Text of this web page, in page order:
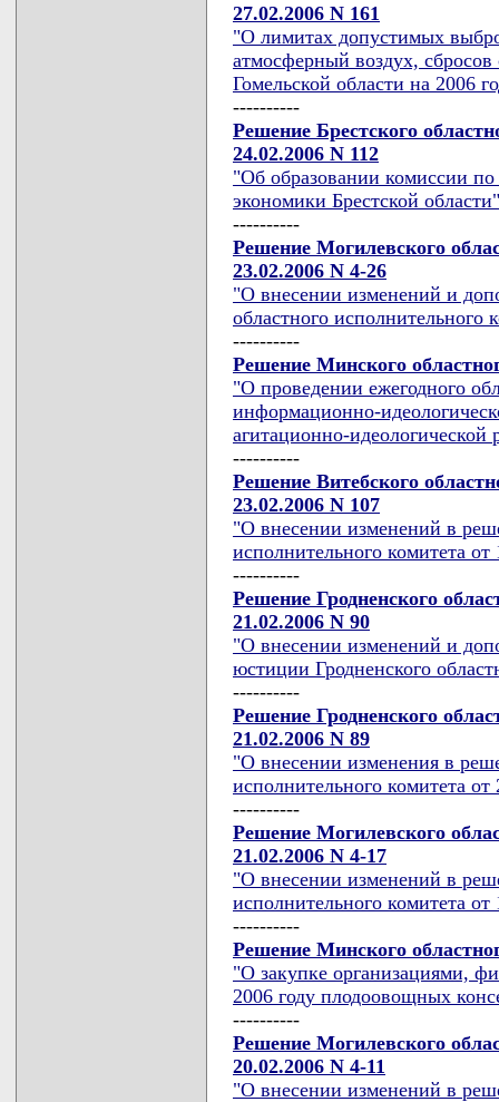
27.02.2006 N 161
"О лимитах допустимых
атмосферный воздух,
Гомельской области на 2006
----------
Решение Брестского
24.02.2006 N 112
"Об образовании комиссии
экономики Брестской области"
----------
Решение Могилевского
23.02.2006 N 4-26
"О внесении изменений и
областного исполнительного
----------
Решение Минского
"О проведении ежегодного
информационно-
агитационно-идеологической
----------
Решение Витебского
23.02.2006 N 107
"О внесении изменений в
исполнительного комитета
----------
Решение Гродненского
21.02.2006 N 90
"О внесении изменений и
юстиции Гродненского
----------
Решение Гродненского
21.02.2006 N 89
"О внесении изменения в
исполнительного комитета
----------
Решение Могилевского
21.02.2006 N 4-17
"О внесении изменений в
исполнительного комитета
----------
Решение Минского
"О закупке организациями,
2006 году плодоовощных
----------
Решение Могилевского
20.02.2006 N 4-11
"О внесении изменений в